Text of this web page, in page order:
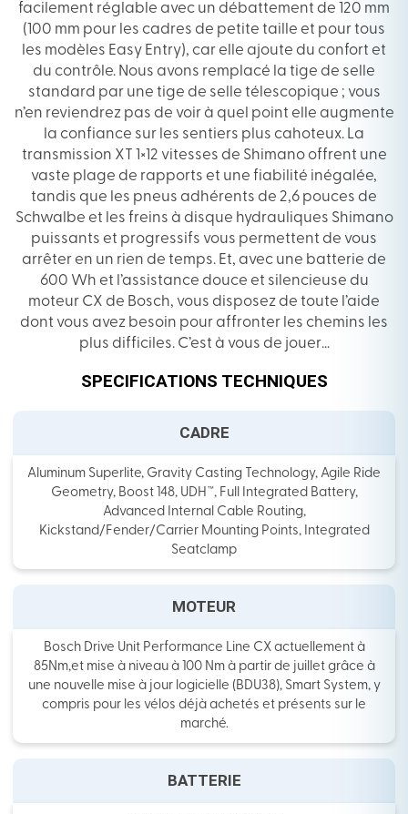
facilement réglable avec un débattement de 120 mm
(100 mm pour les cadres de petite taille et pour tous
les modèles Easy Entry), car elle ajoute du confort et
du contrôle. Nous avons remplacé la tige de selle
standard par une tige de selle télescopique ; vous
n’en reviendrez pas de voir à quel point elle augmente
la confiance sur les sentiers plus cahoteux. La
transmission XT 1×12 vitesses de Shimano offrent une
vaste plage de rapports et une fiabilité inégalée,
tandis que les pneus adhérents de 2,6 pouces de
Schwalbe et les freins à disque hydrauliques Shimano
puissants et progressifs vous permettent de vous
arrêter en un rien de temps. Et, avec une batterie de
600 Wh et l’assistance douce et silencieuse du
moteur CX de Bosch, vous disposez de toute l’aide
dont vous avez besoin pour affronter les chemins les
plus difficiles. C’est à vous de jouer…
SPECIFICATIONS TECHNIQUES
CADRE
Aluminum Superlite, Gravity Casting Technology, Agile Ride
Geometry, Boost 148, UDH™, Full Integrated Battery,
Advanced Internal Cable Routing,
Kickstand/Fender/Carrier Mounting Points, Integrated
Seatclamp
MOTEUR
Bosch Drive Unit Performance Line CX actuellement à
85Nm,et mise à niveau à 100 Nm à partir de juillet grâce à
une nouvelle mise à jour logicielle (BDU38), Smart System, y
compris pour les vélos déjà achetés et présents sur le
marché.
BATTERIE